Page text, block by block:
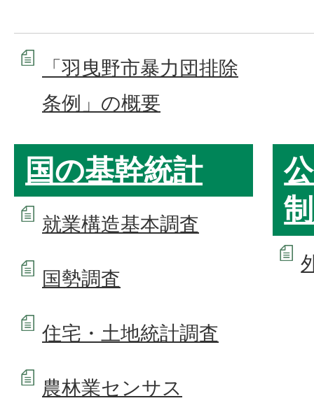
「羽曳野市暴力団排除
条例」の概要
国の基幹統計
就業構造基本調査
国勢調査
住宅・土地統計調査
農林業センサス